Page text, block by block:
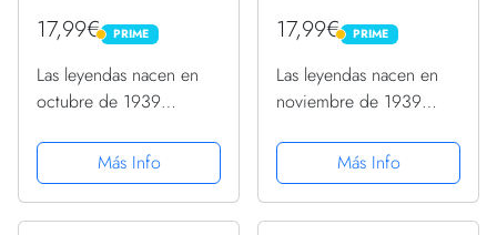
17,99€ PRIME
PRIME
Las leyendas nacen en
octubre de 1939
mujer PopSockets
PopGrip Intercambiable
Más Info
17,99€ PRIME
PRIME
Las leyendas nacen en
noviembre de 1939
mujer PopSockets
PopGrip Intercambiable
Más Info